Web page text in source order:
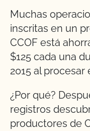
Muchas
inscritas en un
CCOF está
$125 cada una
2015 al
¿Por qué?
registros
productores de